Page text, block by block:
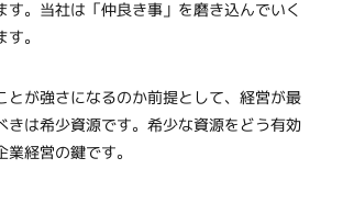
す。当社は「仲良き事」を磨き込んでいく
。
とが強さになるのか前提として、経営が最
きは希少資源です。希少な資源をどう有効
経営の鍵です。